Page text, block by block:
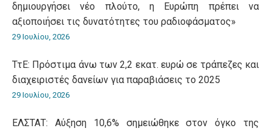
δημιουργήσει νέο πλούτο, η Ευρώπη πρέπει να
αξιοποιήσει τις δυνατότητες του ραδιοφάσματος»
29 Ιουλίου, 2026
ΤτΕ: Πρόστιμα άνω των 2,2 εκατ. ευρώ σε τράπεζες και
διαχειριστές δανείων για παραβιάσεις το 2025
29 Ιουλίου, 2026
ΕΛΣΤΑΤ: Αύξηση 10,6% σημειώθηκε στον όγκο της